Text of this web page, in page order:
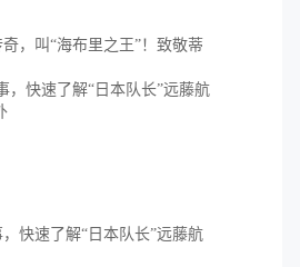
，叫“海布里之王”！致敬蒂
快速了解“日本队长”远藤航